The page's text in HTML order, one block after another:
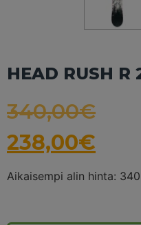
HEAD RUSH
340,00€
238,00€
Aikaisempi alin hinta: